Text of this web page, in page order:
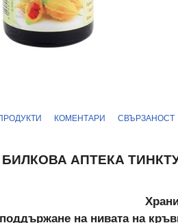
КОМЕНТАРИ СВЪРЗАНОСТ
БИЛКОВА АПТЕКА
на нивата на